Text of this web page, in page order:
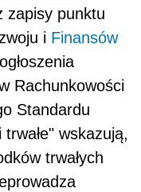
zapisy punktu
i Finansów
Rachunkowości
Standardu
wskazują,
trwałych